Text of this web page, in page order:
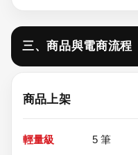
三、商品與電商流程
商品上架
5 筆